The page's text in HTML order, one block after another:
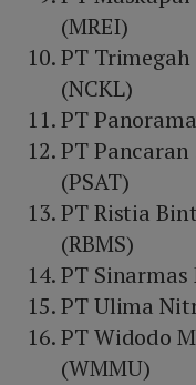
(MREI)
PT
(NCKL)
PT
PT
(PSAT)
PT Ristia
(RBMS)
PT
PT Ulima
PT Widodo
(WMMU)